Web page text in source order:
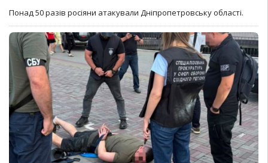
Понад 50 разів росіяни атакували Дніпропетровську області.